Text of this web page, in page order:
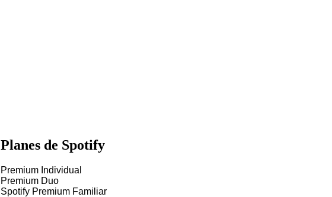
Planes de Spotify
Premium Individual
Premium Duo
Spotify Premium Familiar